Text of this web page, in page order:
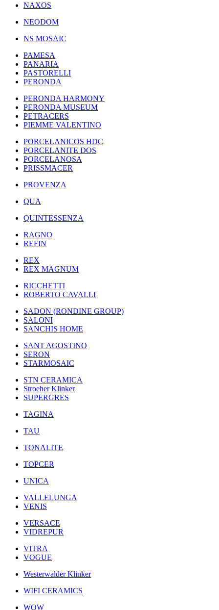
NAXOS
NEODOM
NS MOSAIC
PAMESA
PANARIA
PASTORELLI
PERONDA
PERONDA HARMONY
PERONDA MUSEUM
PETRACERS
PIEMME VALENTINO
PORCELANICOS HDC
PORCELANITE DOS
PORCELANOSA
PRISSMACER
PROVENZA
QUA
QUINTESSENZA
RAGNO
REFIN
REX
REX MAGNUM
RICCHETTI
ROBERTO CAVALLI
SADON (RONDINE GROUP)
SALONI
SANCHIS HOME
SANT AGOSTINO
SERON
STARMOSAIC
STN CERAMICA
Stroeher Klinker
SUPERGRES
TAGINA
TAU
TONALITE
TOPCER
UNICA
VALLELUNGA
VENIS
VERSACE
VIDREPUR
VITRA
VOGUE
Westerwalder Klinker
WIFI CERAMICS
WOW